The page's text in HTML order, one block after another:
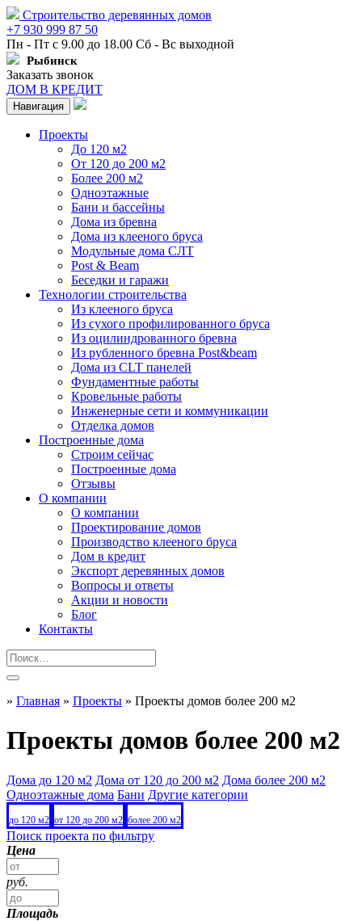
Строительство деревянных домов
+7 930 999 87 50
Пн - Пт с 9.00 до 18.00 Сб - Вс выходной
Рыбинск
Заказать звонок
ДОМ В КРЕДИТ
Навигация
Проекты
До 120 м2
От 120 до 200 м2
Более 200 м2
Одноэтажные
Бани и бассейны
Дома из бревна
Дома из клееного бруса
Модульные дома СЛТ
Post & Beam
Беседки и гаражи
Технологии строительства
Из клееного бруса
Из сухого профилированного бруса
Из оцилиндрованного бревна
Из рубленного бревна Post&beam
Дома из CLT панелей
Фундаментные работы
Кровельные работы
Инженерные сети и коммуникации
Отделка домов
Построенные дома
Строим сейчас
Построенные дома
Отзывы
О компании
О компании
Проектирование домов
Производство клееного бруса
Дом в кредит
Экспорт деревянных домов
Вопросы и ответы
Акции и новости
Блог
Контакты
» Главная » Проекты » Проекты домов более 200 м2
Проекты домов более 200 м2
Дома до 120 м2 Дома от 120 до 200 м2 Дома более 200 м2
Одноэтажные дома Бани Другие категории
до 120 м2 от 120 до 200 м2 более 200 м2
Поиск проекта по фильтру
Цена
руб.
Площадь